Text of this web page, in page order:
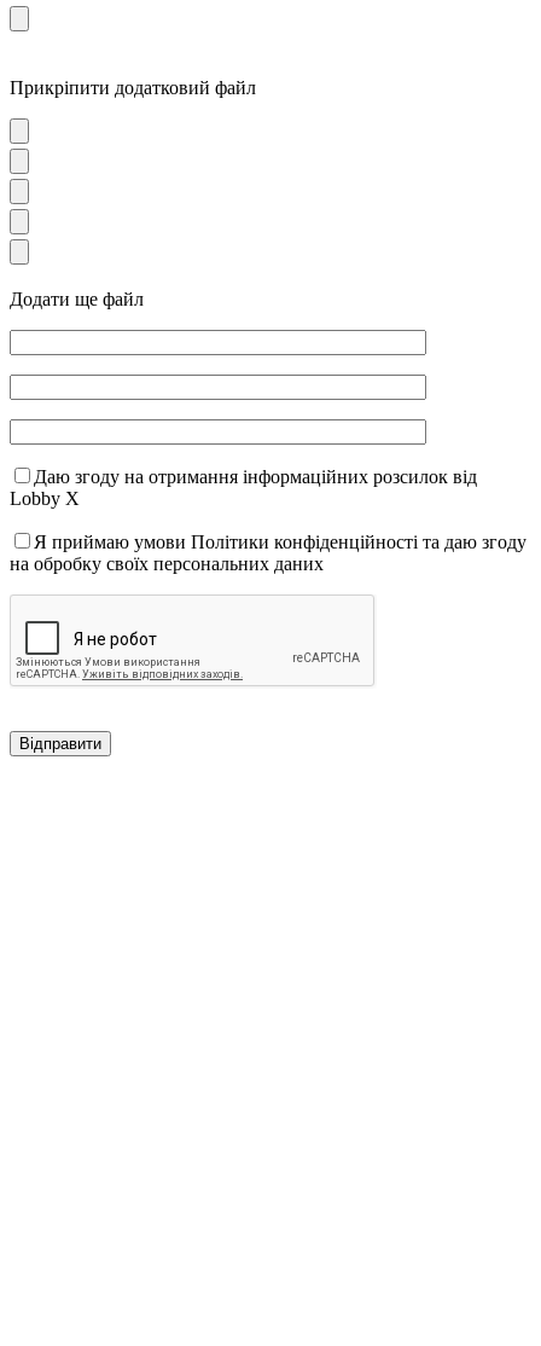
Прикріпити додатковий файл
Додати ще файл
Даю згоду на отримання інформаційних розсилок від
Lobby X
Я приймаю умови Політики конфіденційності та даю згоду
на обробку своїх персональних даних